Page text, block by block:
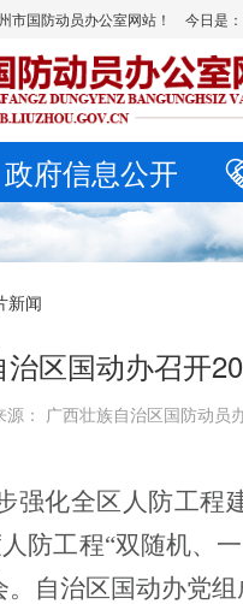
市国防动员办公室网站！ 今日是
政府信息公开
新闻
治区国动办召开
源： 广西壮族自治区国防动
强化全区人防工
防工程“双随机、
。自治区国动办党